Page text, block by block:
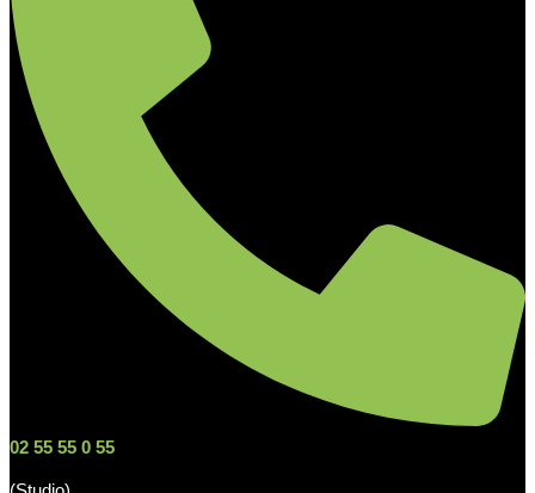
02 55 55 0 55